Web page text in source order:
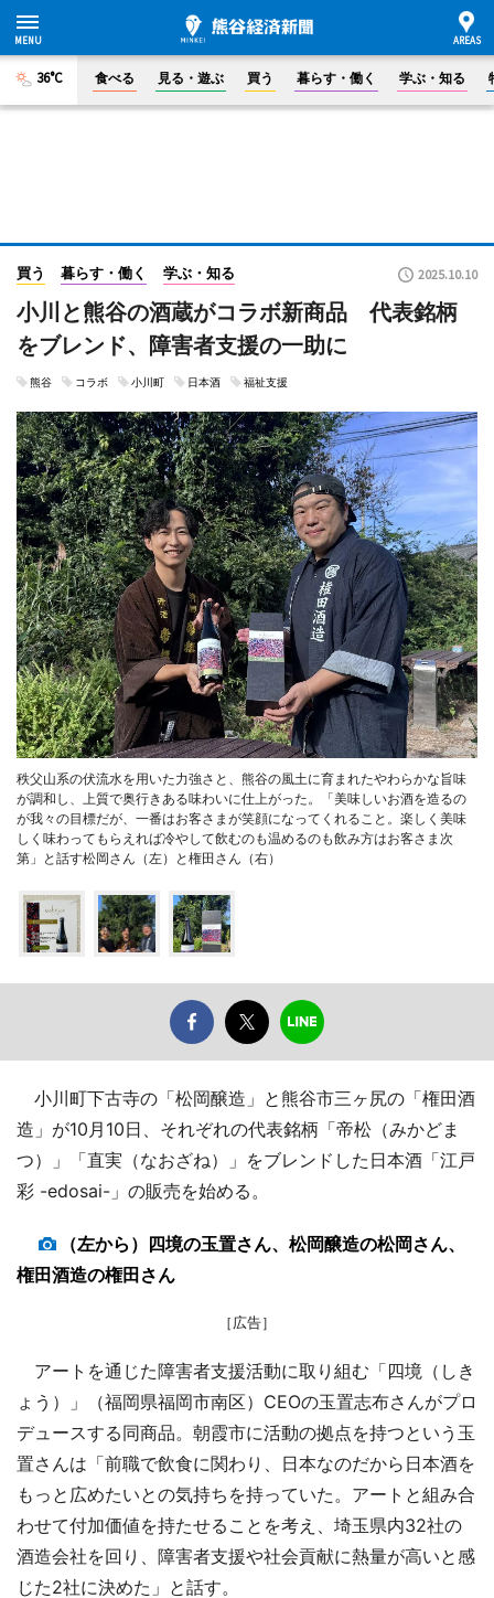
36°C 食べる 見る・遊ぶ 買う 暮らす・働く 学ぶ・知る
買う 暮らす・働く 学ぶ・知る 2025.10.10
小川と熊谷の酒蔵がコラボ新商品 代表銘柄
をブレンド、障害者支援の一助に
熊谷 コラボ 小川町 日本酒 福祉支援
秩父山系の伏流水を用いた力強さと、熊谷の風土に育まれたやわらかな旨味
が調和し、上質で奥行きある味わいに仕上がった。「美味しいお酒を造るの
が我々の目標だが、一番はお客さまが笑顔になってくれること。楽しく美味
しく味わってもらえれば冷やして飲むのも温めるのも飲み方はお客さま次
第」と話す松岡さん（左）と権田さん（右）
小川町下古寺の「松岡醸造」と熊谷市三ヶ尻の「権田酒
造」が10月10日、それぞれの代表銘柄「帝松（みかどま
つ）」「直実（なおざね）」をブレンドした日本酒「江戸
彩 -edosai-」の販売を始める。
（左から）四境の玉置さん、松岡醸造の松岡さん、
権田酒造の権田さん
［広告］
アートを通じた障害者支援活動に取り組む「四境（しき
ょう）」（福岡県福岡市南区）CEOの玉置志布さんがプロ
デュースする同商品。朝霞市に活動の拠点を持つという玉
置さんは「前職で飲食に関わり、日本なのだから日本酒を
もっと広めたいとの気持ちを持っていた。アートと組み合
わせて付加価値を持たせることを考え、埼玉県内32社の
酒造会社を回り、障害者支援や社会貢献に熱量が高いと感
じた2社に決めた」と話す。